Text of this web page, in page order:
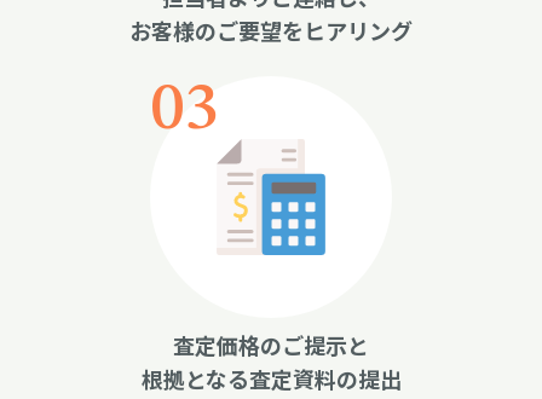
お客様のご要望をヒアリング
査定価格のご提示と
根拠となる査定資料の提出